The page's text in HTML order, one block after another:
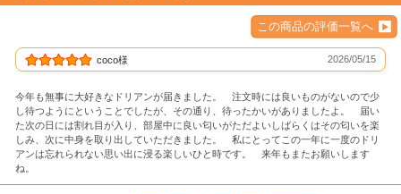
この商品の評価一覧へ
coco様 2026/05/15
今年も無事に大好きなドリアンが届きました。 注文時には良いものがないので少
し待つようにということでしたが、その通り、待ったかいがありましたよ。 届い
た次の日には割れ目が入り、部屋中に良い匂いがただよいしばらくはその匂いを楽
しみ、次に中身を取り出していただきました。 私にとってこの一年に一度のドリ
アンは忘れられない思い出に浸る楽しいひと時です。 来年もまたお願いします
ね。